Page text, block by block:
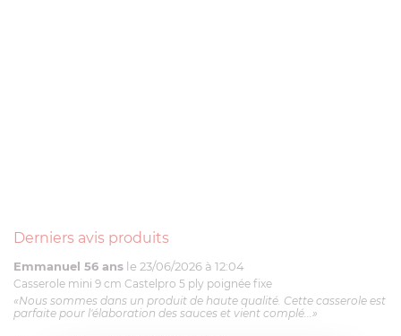
Derniers avis produits
Emmanuel 56 ans le 23/06/2026 à 12:04
Casserole mini 9 cm Castelpro 5 ply poignée fixe
«Nous sommes dans un produit de haute qualité. Cette casserole est
parfaite pour l'élaboration des sauces et vient complé...»